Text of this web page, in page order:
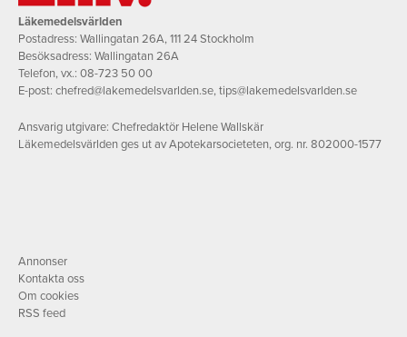
Läkemedelsvärlden
Postadress: Wallingatan 26A, 111 24 Stockholm
Besöksadress: Wallingatan 26A
Telefon, vx.: 08-723 50 00
E-post: chefred@lakemedelsvarlden.se,tips@lakemedelsvarlden.se
Ansvarig utgivare: Chefredaktör Helene Wallskär
Läkemedelsvärlden ges ut av Apotekarsocieteten, org. nr. 802000-1577
Annonser
Kontakta oss
Om cookies
RSS feed